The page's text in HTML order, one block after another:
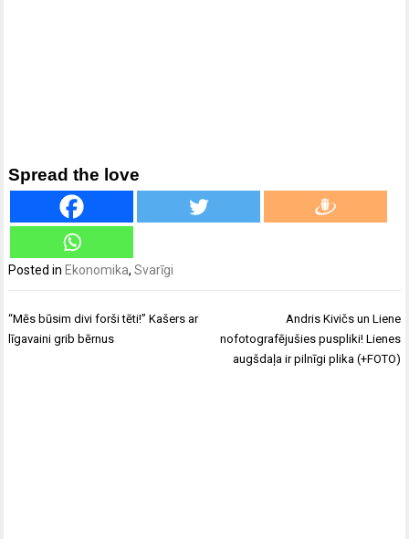
Spread the love
Posted in Ekonomika,Svarīgi
Ziņu
izvēlne
“Mēs būsim divi forši tēti!” Kašers ar
līgavaini grib bērnus
Andris Kivičs un Liene
nofotografējušies puspliki! Lienes
augšdaļa ir pilnīgi plika (+FOTO)